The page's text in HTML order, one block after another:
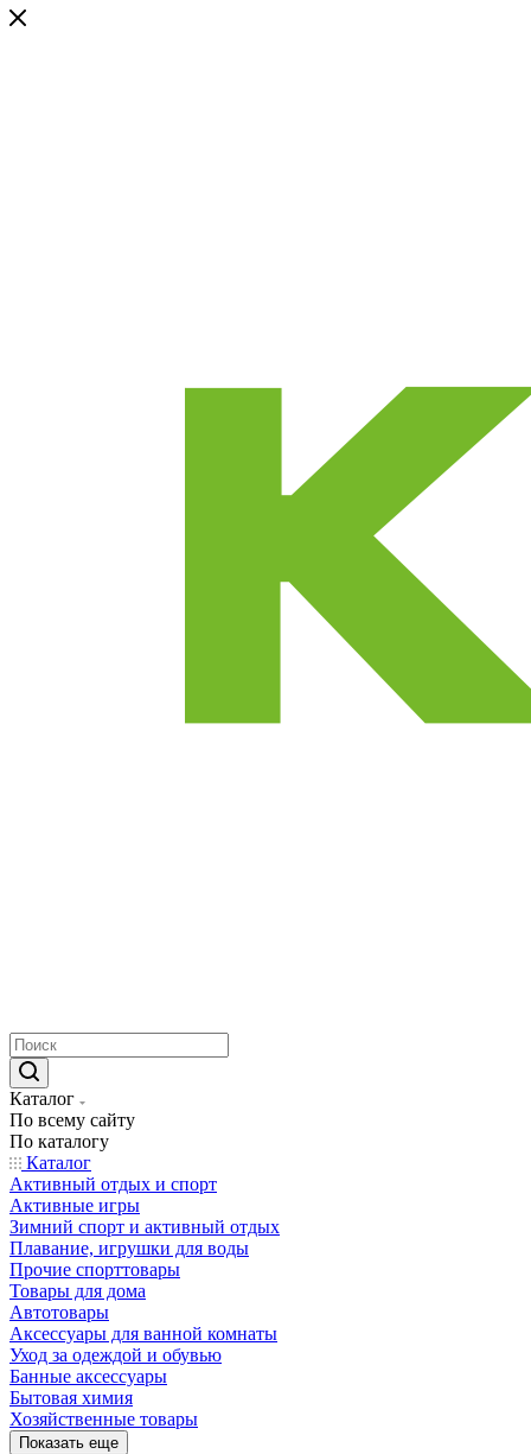
Каталог
По всему сайту
По каталогу
Каталог
Активный отдых и спорт
Активные игры
Зимний спорт и активный отдых
Плавание, игрушки для воды
Прочие спорттовары
Товары для дома
Автотовары
Аксессуары для ванной комнаты
Уход за одеждой и обувью
Банные аксессуары
Бытовая химия
Хозяйственные товары
Показать еще